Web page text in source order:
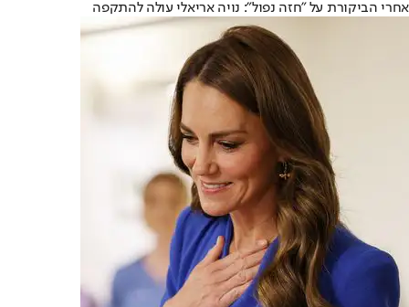
אחרי הביקורת על "חזה נפול": נויה אריאלי עולה להתקפה